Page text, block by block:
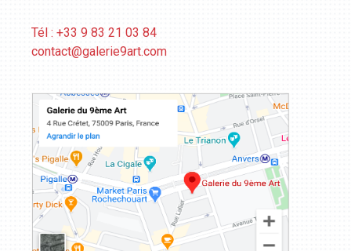
Tél : +33 9 83 21 03 84
contact@galerie9art.com